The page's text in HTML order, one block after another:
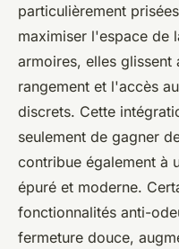
particulièrement
maximiser l'espace de
armoires, elles glissent
rangement et l'accès
discrets. Cette
seulement de gagner
contribue également à
épuré et moderne.
fonctionnalités anti-
fermeture douce,